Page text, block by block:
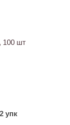
100 шт
упк